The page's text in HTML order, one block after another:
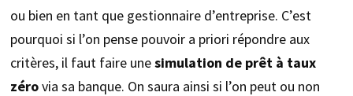
ou bien en tant que gestionnaire d’entreprise. C’est
pourquoi si l’on pense pouvoir a priori répondre aux
critères, il faut faire unesimulation de prêt à taux
zérovia sa banque. On saura ainsi si l’on peut ou non